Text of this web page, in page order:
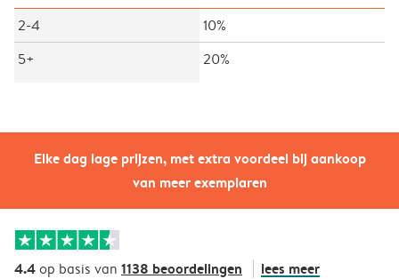
Elke dag lage prijzen, met extra voordeel bij aankoop
van meer exemplaren
2-4
10%
5+
20%
4.4op basis van 1138 beoordelingen lees meer